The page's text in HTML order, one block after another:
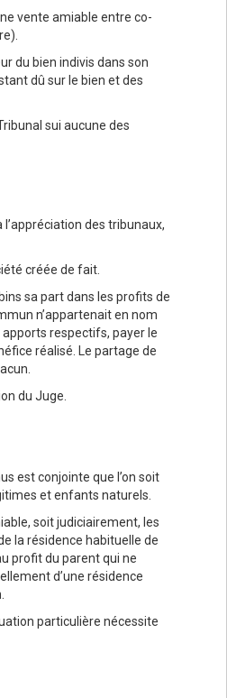
vente amiable entre co-
du bien indivis dans son
dû sur le bien et des
sui aucune des
des tribunaux,
créée de fait.
sa part dans les profits de
n’appartenait en nom
apports respectifs, payer le
réalisé. Le partage de
du Juge.
est conjointe que l’on soit
et enfants naturels.
soit judiciairement, les
la résidence habituelle de
profit du parent qui ne
d’une résidence
particulière nécessite